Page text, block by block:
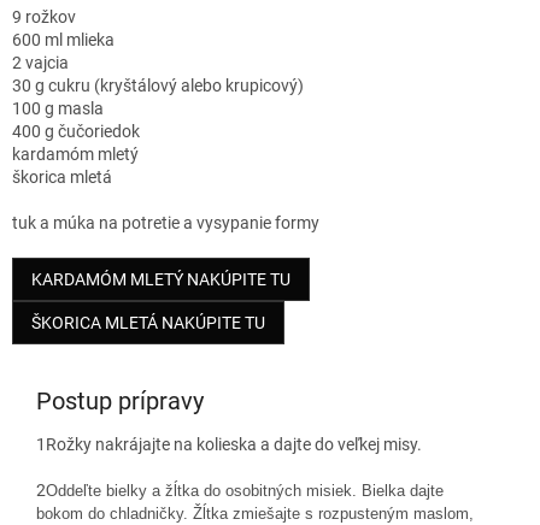
9 rožkov
600 ml mlieka
2 vajcia
30 g cukru (kryštálový alebo krupicový)
100 g masla
400 g čučoriedok
kardamóm mletý
škorica mletá
tuk a múka na potretie a vysypanie formy
KARDAMÓM MLETÝ NAKÚPITE TU
ŠKORICA MLETÁ NAKÚPITE TU
Postup prípravy
1 Rožky nakrájajte na kolieska a dajte do veľkej misy.
2Oddeľte bielky a žĺtka do osobitných misiek. Bielka dajte
bokom do chladničky. Žĺtka zmiešajte s rozpusteným maslom,